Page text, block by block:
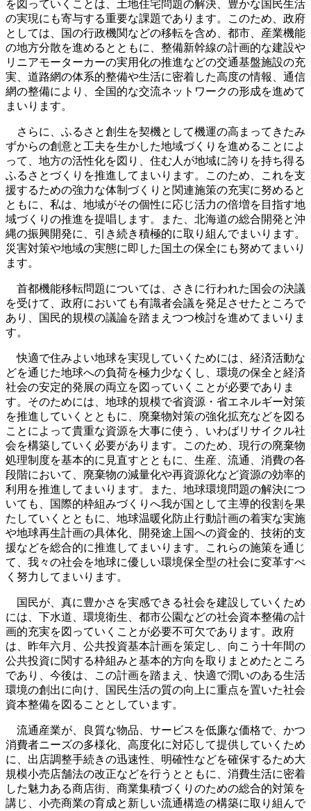
を図っていくことは、土地住宅問題の解決、豊かな国民生活
の実現にも寄与する重要な課題であります。このため、政府
としては、国の行政機関などの移転を含め、都市、産業機能
の地方分散を進めるとともに、整備新幹線の計画的な建設や
リニアモーターカーの実用化の推進などの交通基盤施設の充
実、道路網の体系的整備や生活に密着した高度の情報、通信
網の整備により、全国的な交流ネットワークの形成を進めて
まいります。
さらに、ふるさと創生を契機として機運の高まってきたみ
ずからの創意と工夫を生かした地域づくりを進めることによ
って、地方の活性化を図り、住む人が地域に誇りを持ち得る
ふるさとづくりを推進してまいります。このため、これを支
援するための強力な体制づくりと関連施策の充実に努めると
ともに、私は、地域がその個性に応じ活力の倍増を目指す地
域づくりの推進を提唱します。また、北海道の総合開発と沖
縄の振興開発に、引き続き積極的に取り組んでまいります。
災害対策や地域の実態に即した国土の保全にも努めてまいり
ます。
首都機能移転問題については、さきに行われた国会の決議
を受けて、政府においても有識者会議を発足させたところで
あり、国民的規模の議論を踏まえつつ検討を進めてまいりま
す。
快適で住みよい地球を実現していくためには、経済活動な
どを通じた地球への負荷を極力少なくし、環境の保全と経済
社会の安定的発展の両立を図っていくことが必要でありま
す。そのためには、地球的規模で省資源・省エネルギー対策
を推進していくとともに、廃棄物対策の強化拡充などを図る
ことによって貴重な資源を大事に使う、いわばリサイクル社
会を構築していく必要があります。このため、現行の廃棄物
処理制度を基本的に見直すとともに、生産、流通、消費の各
段階において、廃棄物の減量化や再資源化など資源の効率的
利用を推進してまいります。また、地球環境問題の解決につ
いても、国際的枠組みづくりへ我が国として主導的役割を果
たしていくとともに、地球温暖化防止行動計画の着実な実施
や地球再生計画の具体化、開発途上国への資金的、技術的支
援などを総合的に推進してまいります。これらの施策を通じ
て、我々の社会を地球に優しい環境保全型の社会に変革すべ
く努力してまいります。
国民が、真に豊かさを実感できる社会を建設していくため
には、下水道、環境衛生、都市公園などの社会資本整備の計
画的充実を図っていくことが必要不可欠であります。政府
は、昨年六月、公共投資基本計画を策定し、向こう十年間の
公共投資に関する枠組みと基本的方向を取りまとめたところ
であり、今後は、この計画を踏まえ、快適で潤いのある生活
環境の創出に向け、国民生活の質の向上に重点を置いた社会
資本整備を図ることとしています。
流通産業が、良質な物品、サービスを低廉な価格で、かつ
消費者ニーズの多様化、高度化に対応して提供していくため
に、出店調整手続きの迅速性、明確性などを確保するため大
規模小売店舗法の改正などを行うとともに、消費生活に密着
した魅力ある商店街、商業集積づくりのための総合的対策を
講じ、小売商業の育成と新しい流通構造の構築に取り組んで